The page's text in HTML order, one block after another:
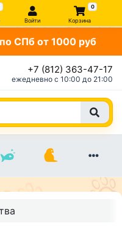
Войти
0
Корзина
СПб от 1000 руб
+7 (812) 363-47-17
ежедневно c 10:00 до 21:00